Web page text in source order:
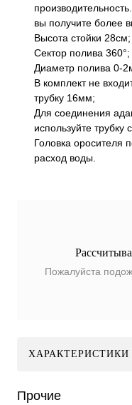
вы получите более
Высота стойки 28см;
Сектор полива 360°;
Диаметр полива 0-
В комплект не
трубку 16мм;
Для соединения
используйте
Головка оросителя
расход воды.
Пожалуйста
ХАРАКТЕРИСТИКИ
Прочие